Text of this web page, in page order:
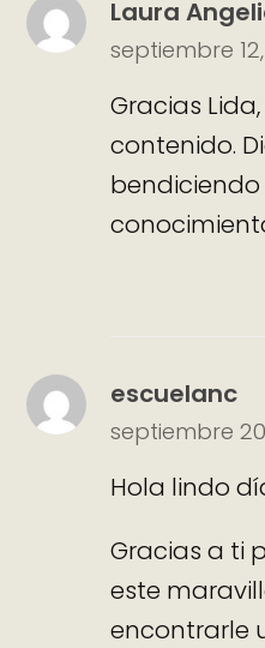
Laura
septiembre
Gracias
contenido.
escuelanc
septiembre
Hola lindo
Gracias a ti
este
encontrarle